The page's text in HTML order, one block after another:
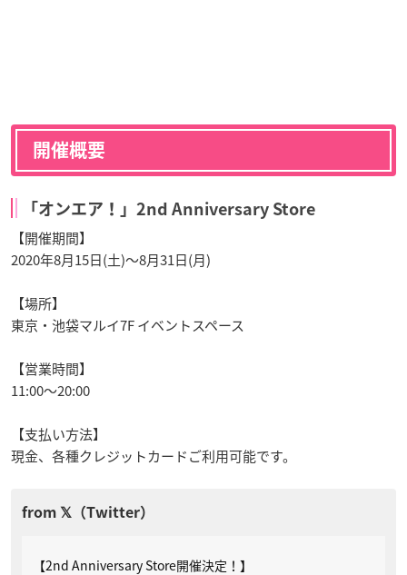
開催概要
「オンエア！」2nd Anniversary Store
【開催期間】
2020年8月15日(土)〜8月31日(月)
【場所】
東京・池袋マルイ7F イベントスペース
【営業時間】
11:00～20:00
【支払い方法】
現金、各種クレジットカードご利用可能です。
【2nd Anniversary Store開催決定！】